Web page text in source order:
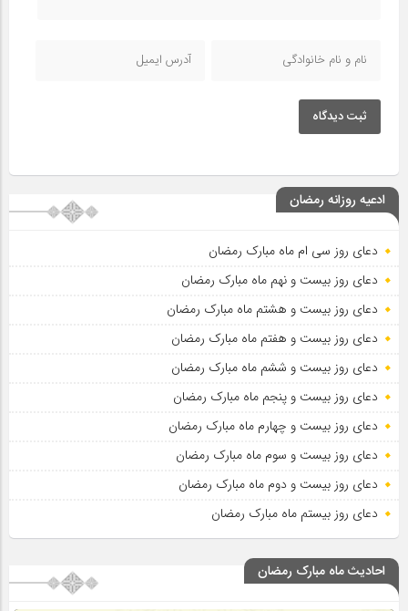
ثبت دیدگاه
ادعیه روزانه رمضان
دعای روز سی ام ماه مبارک رمضان
دعای روز بیست و نهم ماه مبارک رمضان
دعای روز بیست و هشتم ماه مبارک رمضان
دعای روز بیست و هفتم ماه مبارک رمضان
دعای روز بیست و ششم ماه مبارک رمضان
دعای روز بیست و پنجم ماه مبارک رمضان
دعای روز بیست و چهارم ماه مبارک رمضان
دعای روز بیست و سوم ماه مبارک رمضان
دعای روز بیست و دوم ماه مبارک رمضان
دعای روز بیستم ماه مبارک رمضان
احادیث ماه مبارک رمضان